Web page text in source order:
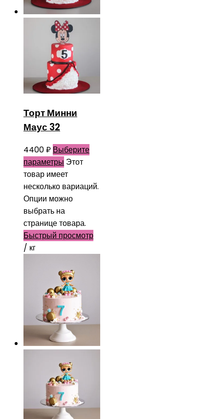
Торт Минни
Маус 32
4400₽ Выберите
параметры Этот
товар имеет
несколько вариаций.
Опции можно
выбрать на
странице товара.
Быстрый просмотр
/ кг